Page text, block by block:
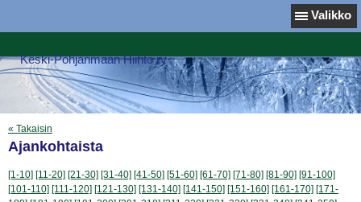
Valikko
Keski-Pohjanmaan Hiihto ry
« Takaisin
Ajankohtaista
[1-10] [11-20] [21-30] [31-40] [41-50] [51-60] [61-70] [71-80] [81-90] [91-100]
[101-110] [111-120] [121-130] [131-140] [141-150] [151-160] [161-170] [171-